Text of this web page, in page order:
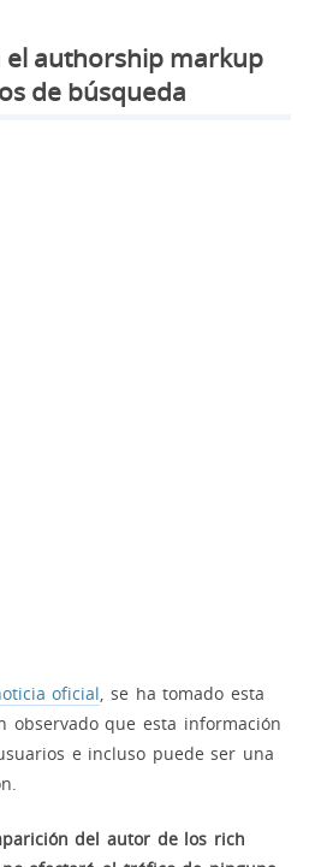
el authorship markup
de búsqueda
oficial , se ha tomado esta
observado que esta información
e incluso puede ser una
del autor de los rich